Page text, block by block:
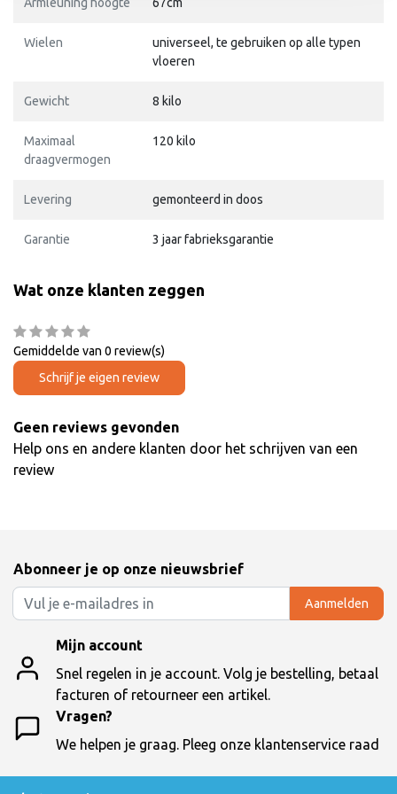
Wielen
universeel, te gebruiken op alle typen
vloeren
Gewicht 8 kilo
Maximaal
draagvermogen
120 kilo
Levering gemonteerd in doos
Garantie 3 jaar fabrieksgarantie
Wat onze klanten zeggen
Gemiddelde van 0 review(s)
Schrijf je eigen review
Geen reviews gevonden
Help ons en andere klanten door het schrijven van een
review
Abonneer je op onze nieuwsbrief
Aanmelden
Mijn account
Snel regelen in je account. Volg je bestelling, betaal
facturen of retourneer een artikel.
Vragen?
We helpen je graag. Pleeg onze klantenservice raad